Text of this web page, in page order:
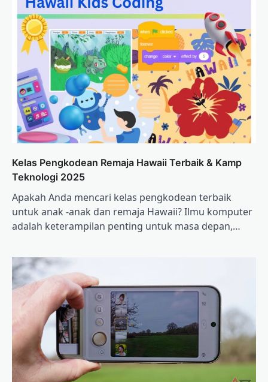
Kelas Pengkodean Remaja Hawaii Terbaik & Kamp
Teknologi 2025
Apakah Anda mencari kelas pengkodean terbaik
untuk anak -anak dan remaja Hawaii? Ilmu komputer
adalah keterampilan penting untuk masa depan,…